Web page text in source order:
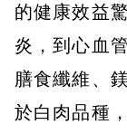
的健康效益
炎，到心血
膳食纖維、
於白肉品種